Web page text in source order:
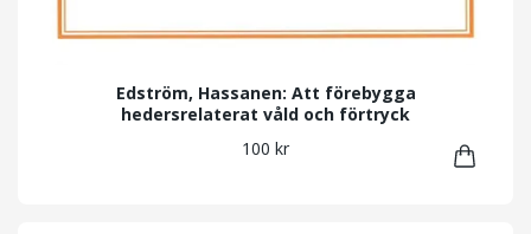
Edström, Hassanen: Att förebygga
hedersrelaterat våld och förtryck
100 kr